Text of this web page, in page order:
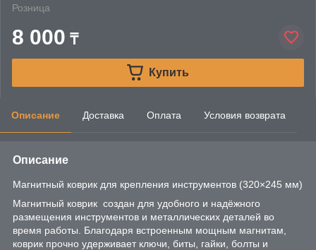
Розница
8 000 ₸
Купить
Описание Доставка Оплата Условия возврата
Описание
Магнитный коврик для крепления инструментов (320×245 мм)
Магнитный коврик создан для удобного и надёжного
размещения инструментов и металлических деталей во
время работы. Благодаря встроенным мощным магнитам,
коврик прочно удерживает ключи, биты, гайки, болты и